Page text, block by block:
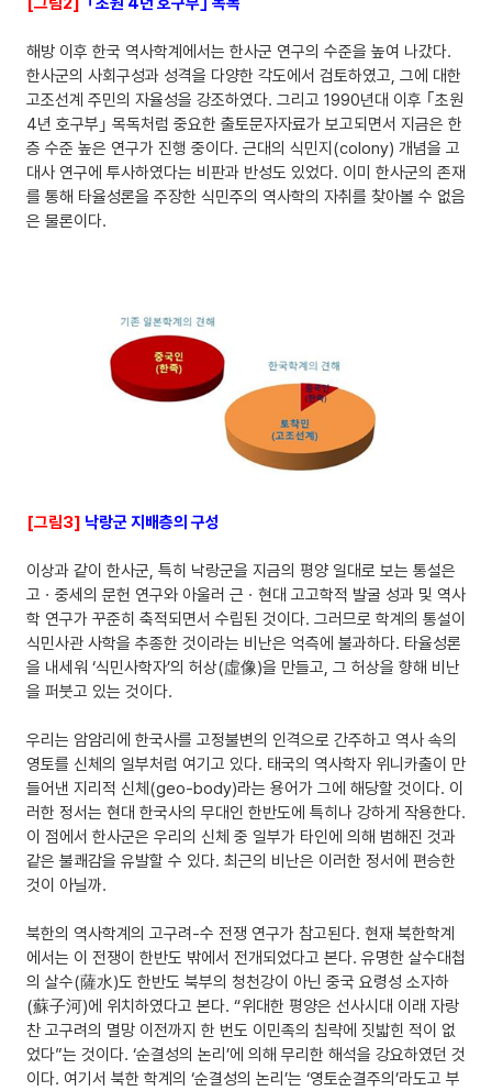
해방 이후 한국 역사학계에서는 한사군 연구의 수준을 높여 나갔다.
한사군의 사회구성과 성격을 다양한 각도에서 검토하였고, 그에 대한
고조선계 주민의 자율성을 강조하였다. 그리고 1990년대 이후 ｢초원
4년 호구부｣ 목독처럼 중요한 출토문자자료가 보고되면서 지금은 한
층 수준 높은 연구가 진행 중이다. 근대의 식민지(colony) 개념을 고
대사 연구에 투사하였다는 비판과 반성도 있었다. 이미 한사군의 존재
를 통해 타율성론을 주장한 식민주의 역사학의 자취를 찾아볼 수 없음
은 물론이다.
[그림3] 낙랑군 지배층의 구성
이상과 같이 한사군, 특히 낙랑군을 지금의 평양 일대로 보는 통설은
고ㆍ중세의 문헌 연구와 아울러 근ㆍ현대 고고학적 발굴 성과 및 역사
학 연구가 꾸준히 축적되면서 수립된 것이다. 그러므로 학계의 통설이
식민사관 사학을 추종한 것이라는 비난은 억측에 불과하다. 타율성론
을 내세워 ‘식민사학자’의 허상(虛像)을 만들고, 그 허상을 향해 비난
을 퍼붓고 있는 것이다.
우리는 암암리에 한국사를 고정불변의 인격으로 간주하고 역사 속의
영토를 신체의 일부처럼 여기고 있다. 태국의 역사학자 위니카출이 만
들어낸 지리적 신체(geo-body)라는 용어가 그에 해당할 것이다. 이
러한 정서는 현대 한국사의 무대인 한반도에 특히나 강하게 작용한다.
이 점에서 한사군은 우리의 신체 중 일부가 타인에 의해 범해진 것과
같은 불쾌감을 유발할 수 있다. 최근의 비난은 이러한 정서에 편승한
것이 아닐까.
북한의 역사학계의 고구려-수 전쟁 연구가 참고된다. 현재 북한학계
에서는 이 전쟁이 한반도 밖에서 전개되었다고 본다. 유명한 살수대첩
의 살수(薩水)도 한반도 북부의 청천강이 아닌 중국 요령성 소자하
(蘇子河)에 위치하였다고 본다. “위대한 평양은 선사시대 이래 자랑
찬 고구려의 멸망 이전까지 한 번도 이민족의 침략에 짓밟힌 적이 없
었다”는 것이다. ‘순결성의 논리’에 의해 무리한 해석을 강요하였던 것
이다. 여기서 북한 학계의 ‘순결성의 논리’는 ‘영토순결주의’라도고 부